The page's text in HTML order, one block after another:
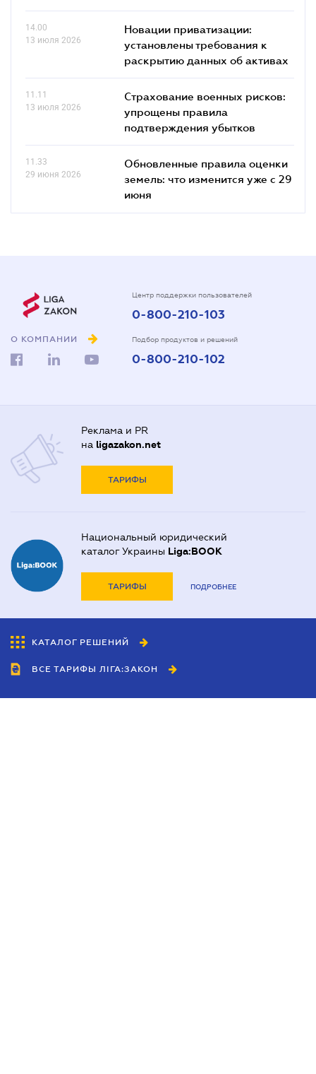
14.00
13 июля 2026
Новации приватизации:
установлены требования к
раскрытию данных об активах
11.11
13 июля 2026
Страхование военных рисков:
упрощены правила
подтверждения убытков
11.33
29 июня 2026
Обновленные правила оценки
земель: что изменится уже с 29
июня
О КОМПАНИИ
Центр поддержки пользователей
0-800-210-103
Подбор продуктов и решений
0-800-210-102
Реклама и PR
на ligazakon.net
ТАРИФЫ
Национальный юридический
каталог Украины Liga:BOOK
ТАРИФЫ ПОДРОБНЕЕ
КАТАЛОГ РЕШЕНИЙ
ВСЕ ТАРИФЫ ЛІГА:ЗАКОН